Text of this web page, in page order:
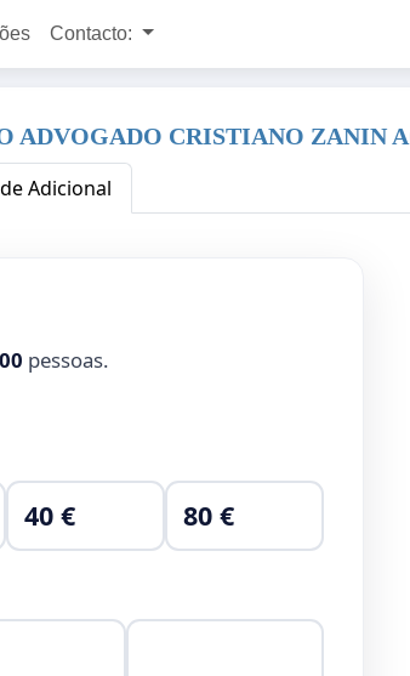
Contacto:
ADVOGADO CRISTIANO ZANIN
Adicional
pessoas.
40 € 80 €